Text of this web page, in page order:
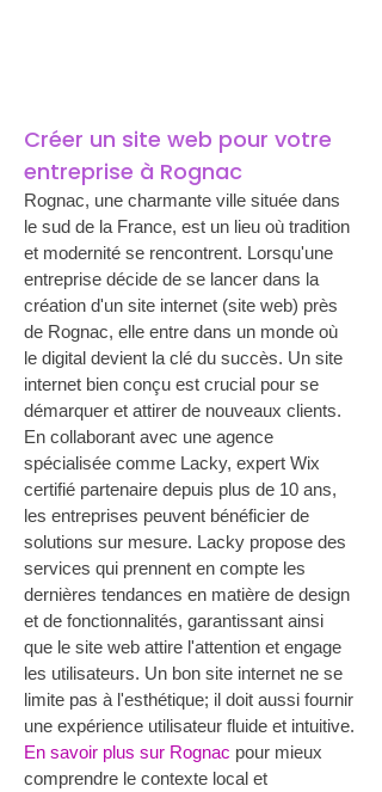
Créer un site web pour votre
entreprise à Rognac
Rognac, une charmante ville située dans
le sud de la France, est un lieu où tradition
et modernité se rencontrent. Lorsqu'une
entreprise décide de se lancer dans la
création d'un site internet (site web) près
de Rognac, elle entre dans un monde où
le digital devient la clé du succès. Un site
internet bien conçu est crucial pour se
démarquer et attirer de nouveaux clients.
En collaborant avec une agence
spécialisée comme Lacky, expert Wix
certifié partenaire depuis plus de 10 ans,
les entreprises peuvent bénéficier de
solutions sur mesure. Lacky propose des
services qui prennent en compte les
dernières tendances en matière de design
et de fonctionnalités, garantissant ainsi
que le site web attire l'attention et engage
les utilisateurs. Un bon site internet ne se
limite pas à l'esthétique; il doit aussi fournir
une expérience utilisateur fluide et intuitive.
En savoir plus sur Rognac pour mieux
comprendre le contexte local et